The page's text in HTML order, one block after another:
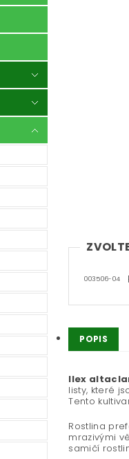
003506-04
POPIS
Ilex
listy, které
Tento
Rostlina
mrazivými
samičí